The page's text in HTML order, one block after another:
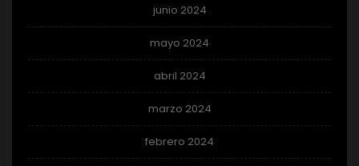
junio 2024
mayo 2024
abril 2024
marzo 2024
febrero 2024